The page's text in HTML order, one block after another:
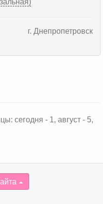
г. Днепропетровск
сегодня - 1, август - 5,